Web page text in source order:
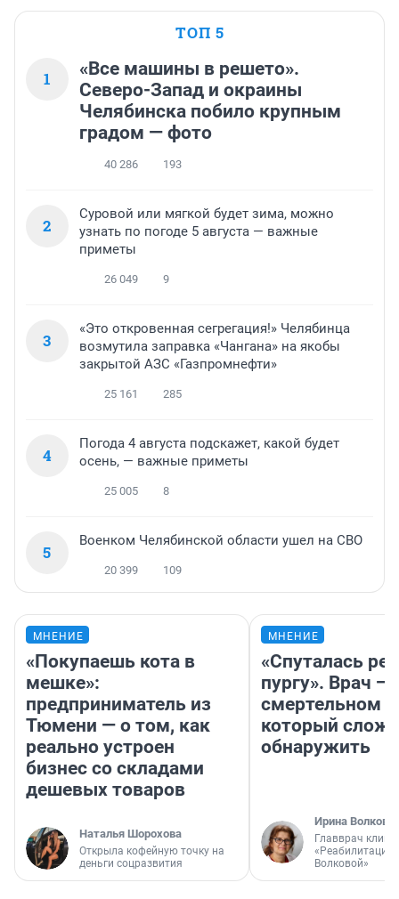
ТОП 5
1
«Все машины в решето».
Северо-Запад и окраины
Челябинска побило крупным
градом — фото
40 286 193
2
Суровой или мягкой будет зима, можно
узнать по погоде 5 августа — важные
приметы
26 049 9
3
«Это откровенная сегрегация!» Челябинца
возмутила заправка «Чангана» на якобы
закрытой АЗС «Газпромнефти»
25 161 285
4
Погода 4 августа подскажет, какой будет
осень, — важные приметы
25 005 8
5
Военком Челябинской области ушел на СВО
20 399 109
МНЕНИЕ
«Покупаешь кота в
мешке»:
предприниматель из
Тюмени — о том, как
реально устроен
бизнес со складами
дешевых товаров
Наталья Шорохова
Открыла кофейную точку на
деньги соцразвития
МНЕНИЕ
«Спуталась
пургу». Врач —
смертельном
который
обнаружить
Ирина Волкова
Главврач
«Реабилитация
Волковой»